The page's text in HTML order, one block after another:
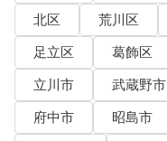
北区
荒川区
足立区
葛飾区
立川市
武蔵野市
府中市
昭島市